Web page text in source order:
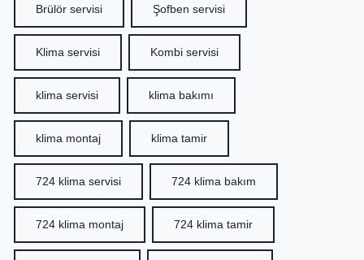
Brülör servisi Şofben servisi
Klima servisi Kombi servisi
klima servisi klima bakımı
klima montaj klima tamir
724 klima servisi 724 klima bakım
724 klima montaj 724 klima tamir